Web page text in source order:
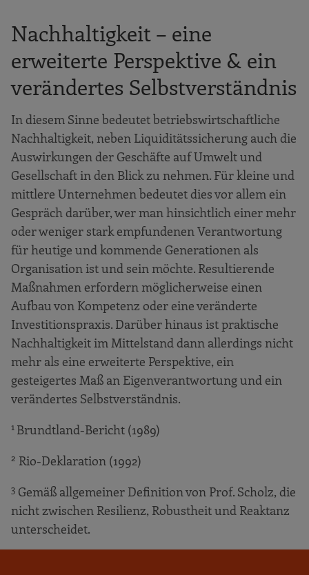
Nachhaltigkeit – eine
erweiterte Perspektive & ein
verändertes Selbstverständnis
In diesem Sinne bedeutet betriebswirtschaftliche
Nachhaltigkeit, neben Liquiditätssicherung auch die
Auswirkungen der Geschäfte auf Umwelt und
Gesellschaft in den Blick zu nehmen. Für kleine und
mittlere Unternehmen bedeutet dies vor allem ein
Gespräch darüber, wer man hinsichtlich einer mehr
oder weniger stark empfundenen Verantwortung
für heutige und kommende Generationen als
Organisation ist und sein möchte. Resultierende
Maßnahmen erfordern möglicherweise einen
Aufbau von Kompetenz oder eine veränderte
Investitionspraxis. Darüber hinaus ist praktische
Nachhaltigkeit im Mittelstand dann allerdings nicht
mehr als eine erweiterte Perspektive, ein
gesteigertes Maß an Eigenverantwortung und ein
verändertes Selbstverständnis.
1 Brundtland-Bericht (1989)
2 Rio-Deklaration (1992)
3 Gemäß allgemeiner Definition von Prof. Scholz, die
nicht zwischen Resilienz, Robustheit und Reaktanz
unterscheidet.